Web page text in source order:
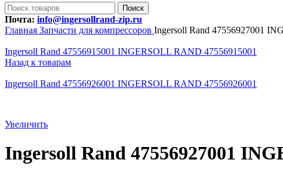
Поиск
Почта: info@ingersollrand-zip.ru
Главная Запчасти для компрессоров Ingersoll Rand 47556927001
Ingersoll Rand 47556915001 INGERSOLL RAND 47556915001
Назад к товарам
Ingersoll Rand 47556926001 INGERSOLL RAND 47556926001
Увеличить
Ingersoll Rand 47556927001